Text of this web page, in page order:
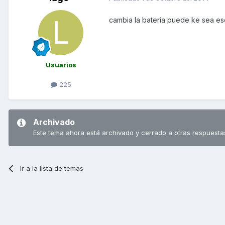
Usuarios
225
cambia la bateria puede ke sea
Archivado
Este tema ahora está archivado y cerrado a otras
Ir a la lista de temas